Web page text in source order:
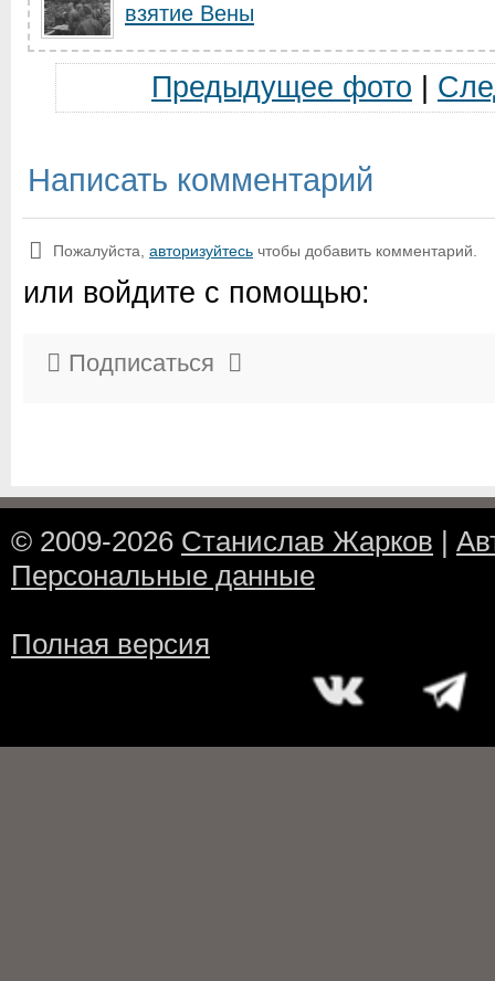
взятие Вены
Предыдущее фото
Написать комментарий
Пожалуйста, авторизуйтесь чтобы добавить комментарий.
или войдите с помощью:
Подписаться
© 2009-2026 Станислав Жарков |
Персональные данные
Полная версия